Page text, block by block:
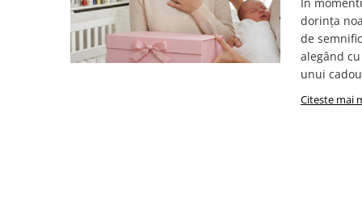
dorința
de
alegând
unui
Citeste mai